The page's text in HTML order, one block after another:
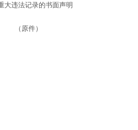
大违法记录的书面声明
（原件）